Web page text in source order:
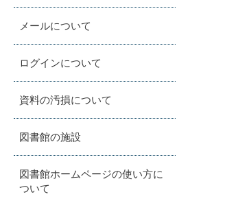
メールについて
ログインについて
資料の汚損について
図書館の施設
図書館ホームページの使い方に
ついて